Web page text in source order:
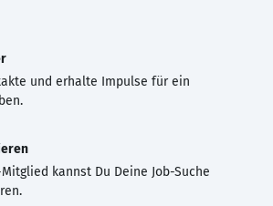
und erhalte Impulse für ein
kannst Du Deine Job-Suche